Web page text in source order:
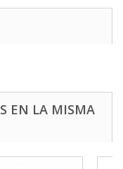
EN LA MISMA